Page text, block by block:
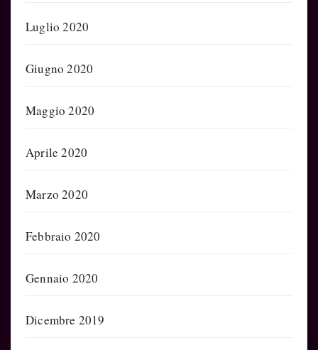
Luglio 2020
Giugno 2020
Maggio 2020
Aprile 2020
Marzo 2020
Febbraio 2020
Gennaio 2020
Dicembre 2019